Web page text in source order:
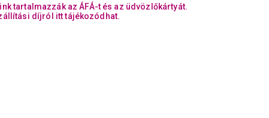
tartalmazzák az ÁFÁ-t és az üdvözlőkártyát.
díjról itt tájékozódhat.